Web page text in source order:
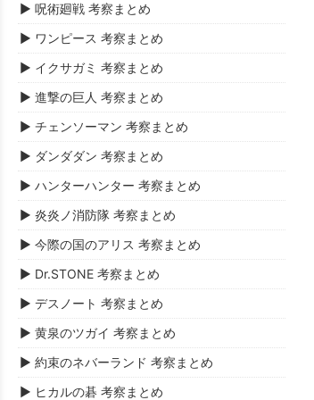
▶ 呪術廻戦 考察まとめ
▶ ワンピース 考察まとめ
▶ イクサガミ 考察まとめ
▶ 進撃の巨人 考察まとめ
▶ チェンソーマン 考察まとめ
▶ ダンダダン 考察まとめ
▶ ハンターハンター 考察まとめ
▶ 炎炎ノ消防隊 考察まとめ
▶ 今際の国のアリス 考察まとめ
▶ Dr.STONE 考察まとめ
▶ デスノート 考察まとめ
▶ 黄泉のツガイ 考察まとめ
▶ 約束のネバーランド 考察まとめ
▶ ヒカルの碁 考察まとめ